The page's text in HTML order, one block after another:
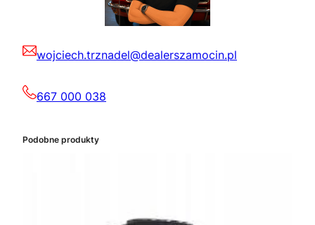
wojciech.trznadel@dealerszamocin.pl
667 000 038
Podobne produkty